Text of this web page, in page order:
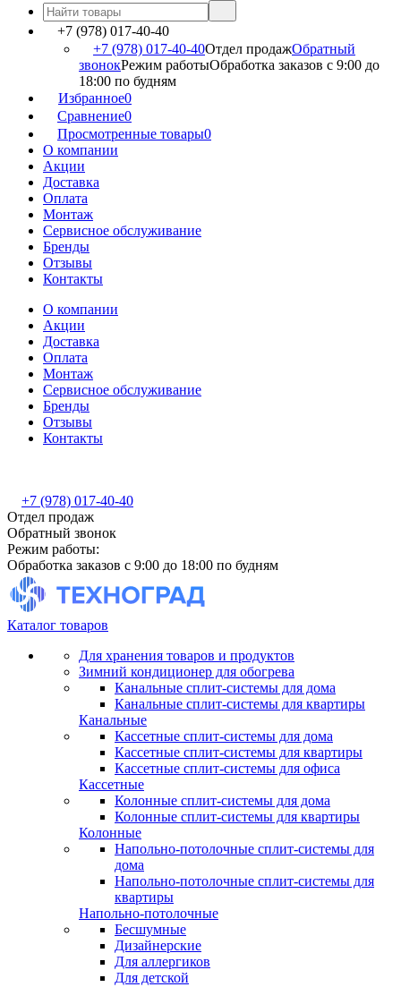
+7 (978) 017-40-40
+7 (978) 017-40-40Отдел продажОбратный
звонокРежим работыОбработка заказов с 9:00 до
18:00 по будням
Избранное0
Сравнение0
Просмотренные товары0
О компании
Акции
Доставка
Оплата
Монтаж
Сервисное обслуживание
Бренды
Отзывы
Контакты
О компании
Акции
Доставка
Оплата
Монтаж
Сервисное обслуживание
Бренды
Отзывы
Контакты
+7 (978) 017-40-40
Отдел продаж
Обратный звонок
Режим работы:
Обработка заказов с 9:00 до 18:00 по будням
Каталог товаров
Для хранения товаров и продуктов
Зимний кондиционер для обогрева
Канальные сплит-системы для дома
Канальные сплит-системы для квартиры
Канальные
Кассетные сплит-системы для дома
Кассетные сплит-системы для квартиры
Кассетные сплит-системы для офиса
Кассетные
Колонные сплит-системы для дома
Колонные сплит-системы для квартиры
Колонные
Напольно-потолочные сплит-системы для
дома
Напольно-потолочные сплит-системы для
квартиры
Напольно-потолочные
Бесшумные
Дизайнерские
Для аллергиков
Для детской